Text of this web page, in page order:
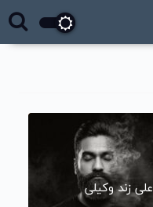
علی زند وکیلی